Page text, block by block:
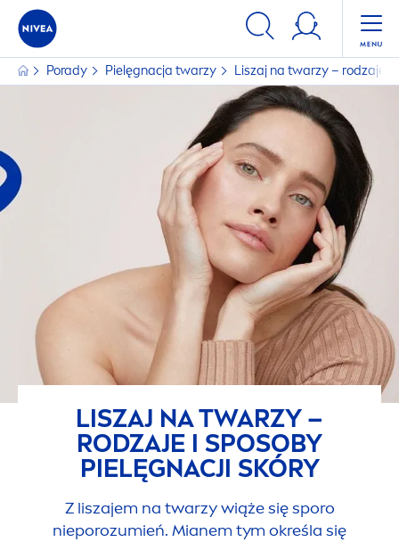
Porady Pielęgnacja twarzy Liszaj na twarzy – rodzaje
LISZAJ NA TWARZY –
RODZAJE I SPOSOBY
PIELĘGNACJI SKÓRY
Z liszajem na twarzy wiąże się sporo
nieporozumień. Mianem tym określa się